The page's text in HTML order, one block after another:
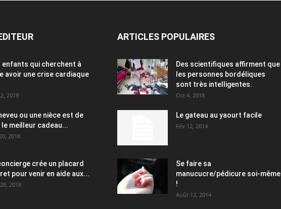
enfants qui cherchent à
avoir une crise cardiaque
2019
ou une nièce est de
le meilleur cadeau...
2018
crée un placard
pour venir en aide aux...
2018
ARTICLES POPULAIRES
Des scientifiques affirment que
les personnes bordéliques
sont très intelligentes.
Oct 4, 2018
Le gateau au yaourt facile
Fév 12, 2014
Se faire sa
manucucre/pédicure soi-même
!
Août 12, 2014